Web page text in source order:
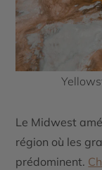
Le Midwest
région où les
prédominent.